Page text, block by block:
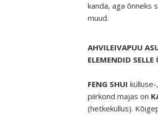
kanda, aga õnneks
muud.
AHVILEIVAPUU
ELEMENDID SELLE
FENG SHUI
piirkond majas on
(hetkeküllus).